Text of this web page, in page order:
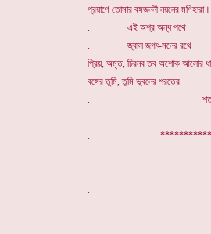
প্রয়াণে তোমার বঙ্গজননী নয়নের মণিহারা।
. এই অশ্র অন্ধ পথে
. জ্বাল জগৎ-মনের রথে
প্রিয়, অমৃত, চিরনব তব অশোক আলোর
বঙ্গের তুমি, তুমি ভূবনের শরতের
.
.